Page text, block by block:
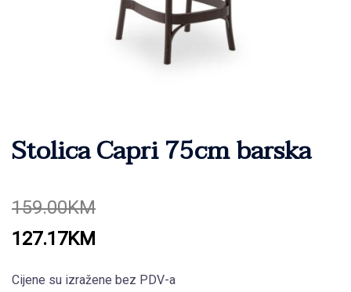
Stolica Capri 75cm barska
159.00KM
Original
was:
127.17KM
is:
Cijene su izražene bez PDV-a